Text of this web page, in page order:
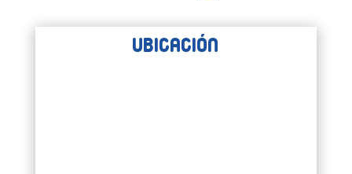
Ubicación